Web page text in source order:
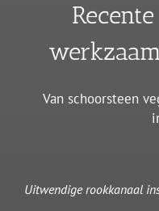
Van schoorsteen
Uitwendige rookkanaal